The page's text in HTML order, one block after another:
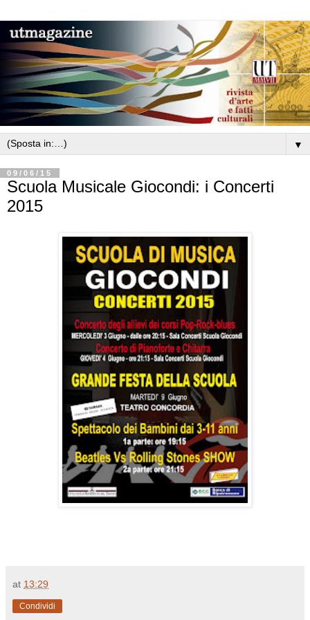
▼
09/06/15
Scuola Musicale Giocondi: i Concerti
2015
at 13:29
Condividi